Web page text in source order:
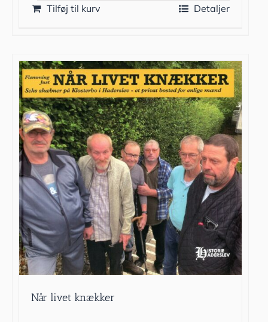
Tilføj til kurv Detaljer
Når livet knækker